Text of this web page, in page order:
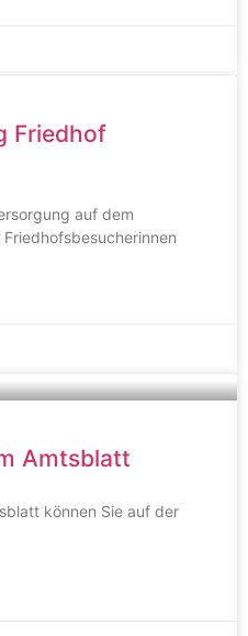
Friedhof
auf dem
Amtsblatt
können Sie auf der